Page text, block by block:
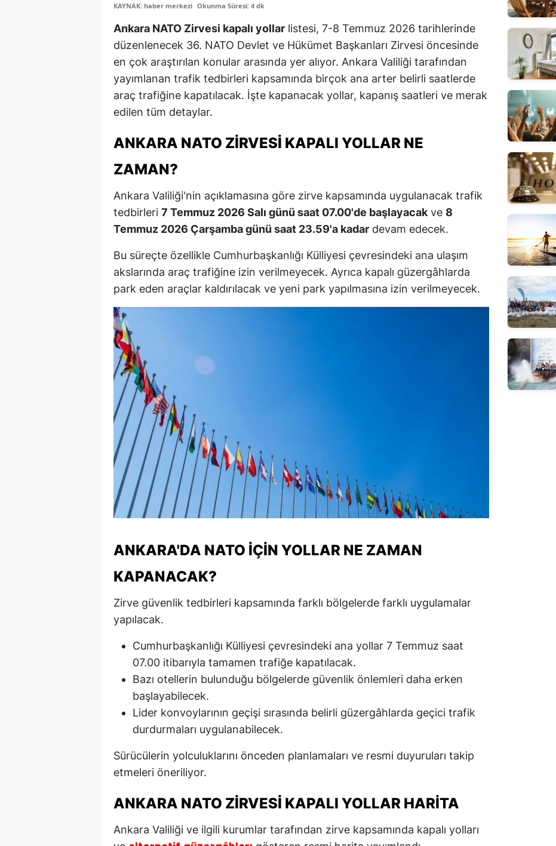
KAYNAK: haber merkezi Okunma Süresi: 4 dk
Ankara NATO Zirvesi kapalı yollar listesi, 7-8 Temmuz 2026 tarihlerinde
düzenlenecek 36. NATO Devlet ve Hükümet Başkanları Zirvesi öncesinde
en çok araştırılan konular arasında yer alıyor. Ankara Valiliği tarafından
yayımlanan trafik tedbirleri kapsamında birçok ana arter belirli saatlerde
araç trafiğine kapatılacak. İşte kapanacak yollar, kapanış saatleri ve merak
edilen tüm detaylar.
ANKARA NATO ZIRVESI KAPALI YOLLAR NE
ZAMAN?
Ankara Valiliği'nin açıklamasına göre zirve kapsamında uygulanacak trafik
tedbirleri 7 Temmuz 2026 Salı günü saat 07.00'de başlayacak ve 8
Temmuz 2026 Çarşamba günü saat 23.59'a kadar devam edecek.
Bu süreçte özellikle Cumhurbaşkanlığı Külliyesi çevresindeki ana ulaşım
akslarında araç trafiğine izin verilmeyecek. Ayrıca kapalı güzergâhlarda
park eden araçlar kaldırılacak ve yeni park yapılmasına izin verilmeyecek.
ANKARA'DA NATO İÇIN YOLLAR NE ZAMAN
KAPANACAK?
Zirve güvenlik tedbirleri kapsamında farklı bölgelerde farklı uygulamalar
yapılacak.
Cumhurbaşkanlığı Külliyesi çevresindeki ana yollar 7 Temmuz saat
07.00 itibarıyla tamamen trafiğe kapatılacak.
Bazı otellerin bulunduğu bölgelerde güvenlik önlemleri daha erken
başlayabilecek.
Lider konvoylarının geçişi sırasında belirli güzergâhlarda geçici trafik
durdurmaları uygulanabilecek.
Sürücülerin yolculuklarını önceden planlamaları ve resmi duyuruları takip
etmeleri öneriliyor.
ANKARA NATO ZIRVESI KAPALI YOLLAR HARITA
Ankara Valiliği ve ilgili kurumlar tarafından zirve kapsamında kapalı yolları